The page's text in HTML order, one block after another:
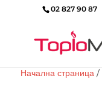
02 827 90 87
search
Начална страница/